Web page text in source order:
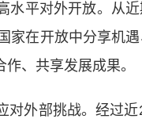
平对外开放。从近
家在开放中分享机
、共享发展成果。
外部挑战。经过近